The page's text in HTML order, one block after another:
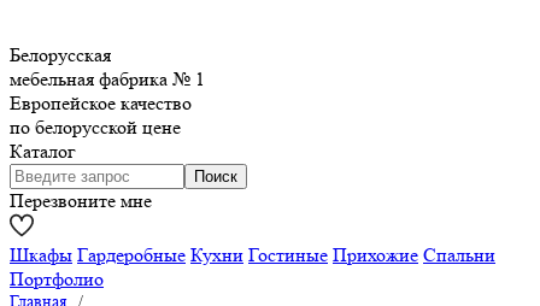
Белорусская
мебельная фабрика № 1
Европейское качество
по белорусской цене
Каталог
Перезвоните мне
Шкафы Гардеробные Кухни Гостиные Прихожие Спальни
Портфолио
Главная /